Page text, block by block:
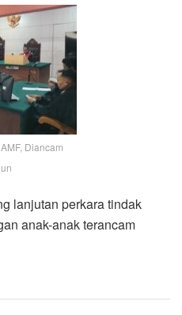
Diancam
lanjutan perkara tindak
anak-anak terancam